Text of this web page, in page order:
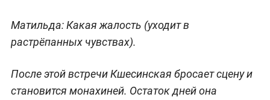
Матильда:Какая жалость (уходит в
растрёпанных чувствах).
После этой встречи Кшесинская бросает сцену и
становится монахиней. Остаток дней она